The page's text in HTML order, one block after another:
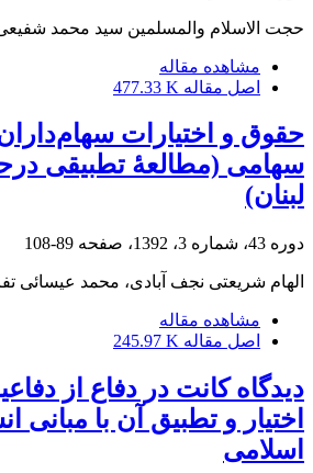
حجت الاسلام والمسلمین سید محمد
مشاهده مقاله
اصل مقاله 477.33 K
حقوق و اختیارات
سهامی (مطالعۀ تطبیقی
لبنان)
دوره 43، شماره 3، 1392، صفحه 89-108
الهام شریعتی نجف آبادی، محمد عیسائی
مشاهده مقاله
اصل مقاله 245.97 K
دیدگاه کانت در دفاع از
اختیار و تطبیق آن با
اسلامی